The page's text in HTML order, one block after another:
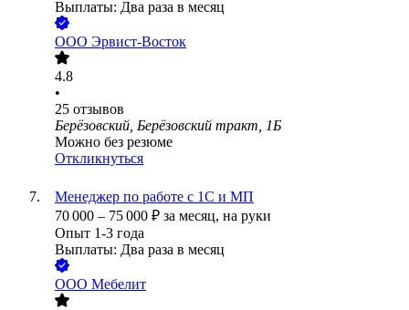
Выплаты: Два раза в месяц
ООО Эрвист-Восток
4.8
•
25 отзывов
Берёзовский, Берёзовский тракт, 1Б
Можно без резюме
Откликнуться
Менеджер по работе с 1С и МП
70 000 – 75 000 ₽ за месяц, на руки
Опыт 1-3 года
Выплаты: Два раза в месяц
ООО Мебелит